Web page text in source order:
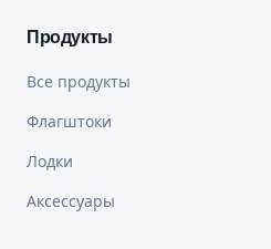
Продукты
Все продукты
Флагштоки
Лодки
Аксессуары